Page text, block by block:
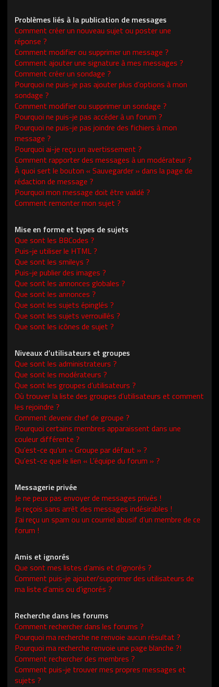
Problèmes liés à la publication de messages
Comment créer un nouveau sujet ou poster une
réponse ?
Comment modifier ou supprimer un message ?
Comment ajouter une signature à mes messages ?
Comment créer un sondage ?
Pourquoi ne puis-je pas ajouter plus d’options à mon
sondage ?
Comment modifier ou supprimer un sondage ?
Pourquoi ne puis-je pas accéder à un forum ?
Pourquoi ne puis-je pas joindre des fichiers à mon
message ?
Pourquoi ai-je reçu un avertissement ?
Comment rapporter des messages à un modérateur ?
À quoi sert le bouton « Sauvegarder » dans la page de
rédaction de message ?
Pourquoi mon message doit être validé ?
Comment remonter mon sujet ?
Mise en forme et types de sujets
Que sont les BBCodes ?
Puis-je utiliser le HTML ?
Que sont les smileys ?
Puis-je publier des images ?
Que sont les annonces globales ?
Que sont les annonces ?
Que sont les sujets épinglés ?
Que sont les sujets verrouillés ?
Que sont les icônes de sujet ?
Niveaux d’utilisateurs et groupes
Que sont les administrateurs ?
Que sont les modérateurs ?
Que sont les groupes d’utilisateurs ?
Où trouver la liste des groupes d’utilisateurs et comment
les rejoindre ?
Comment devenir chef de groupe ?
Pourquoi certains membres apparaissent dans une
couleur différente ?
Qu’est-ce qu’un « Groupe par défaut » ?
Qu’est-ce que le lien « L’équipe du forum » ?
Messagerie privée
Je ne peux pas envoyer de messages privés !
Je reçois sans arrêt des messages indésirables !
J’ai reçu un spam ou un courriel abusif d’un membre de ce
forum !
Amis et ignorés
Que sont mes listes d’amis et d’ignorés ?
Comment puis-je ajouter/supprimer des utilisateurs de
ma liste d’amis ou d’ignorés ?
Recherche dans les forums
Comment rechercher dans les forums ?
Pourquoi ma recherche ne renvoie aucun résultat ?
Pourquoi ma recherche renvoie une page blanche ?!
Comment rechercher des membres ?
Comment puis-je trouver mes propres messages et
sujets ?